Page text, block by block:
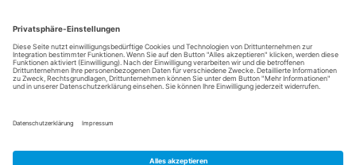
Impressum|Datenschutzerklärung|Barrierefreiheitserklärung